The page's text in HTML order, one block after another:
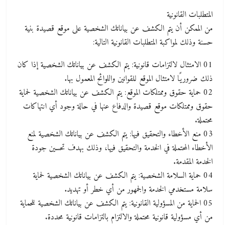
المتطلبات القانونية
من الممكن أن يتم الكشف عن بياناتك الشخصية على موقع قصيدة بنية
حسنة وذلك لمواكبة المتطلبات القانونية التالية:
01 الامتثال لالتزامات قانونية: يتم الكشف عن بياناتك الشخصية إذا كان
ذلك ضروريًا لامتثال الموقع للقوانين واللوائح المعمول بها.
02 حماية حقوق وممتلكات الموقع: يتم الكشف عن بياناتك الشخصية لحماية
حقوق وممتلكات موقع قصيدة والدفاع عنها في حالة وجود أي انتهاكات
محتملة.
03 منع الأخطاء والتحقيق فيها: يتم الكشف عن بياناتك الشخصية لمنع
الأخطاء المحتملة في الخدمة والتحقيق فيها، وذلك بهدف تحسين جودة
الخدمة المقدمة.
04 حماية السلامة الشخصية: يتم الكشف عن بياناتك الشخصية لحماية
سلامة مستخدمي الخدمة والجمهور من أي خطر أو تهديد.
05 الحماية من المسؤولية القانونية: يتم الكشف عن بياناتك الشخصية للحماية
من أي مسؤولية قانونية محتملة والالتزام بالتزامات قانونية محددة.